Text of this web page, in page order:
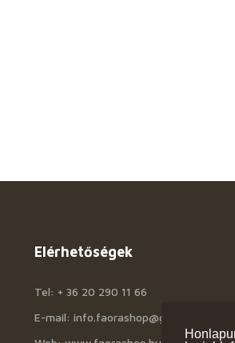
Elérhetőségek
Tel: + 36 20 290 11 66
E-mail: info.faorashop@gmail.com